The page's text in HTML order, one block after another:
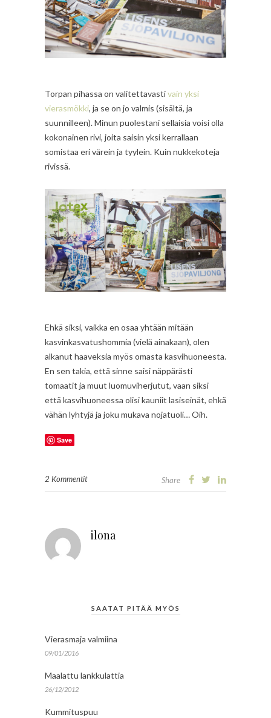
Torpan pihassa on valitettavastivain yksi
vierasmökki, ja se on jo valmis (sisältä, ja
suunnilleen). Minun puolestani sellaisia voisi olla
kokonainen rivi, joita saisin yksi kerrallaan
somistaa eri värein ja tyylein. Kuin nukkekoteja
rivissä.
Ehkä siksi, vaikka en osaa yhtään mitään
kasvinkasvatushommia (vielä ainakaan), olen
alkanut haaveksia myös omasta kasvihuoneesta.
En sen takia, että sinne saisi näppärästi
tomaatit ja muut luomuviherjutut, vaan siksi
että kasvihuoneessa olisi kauniit lasiseinät, ehkä
vähän lyhtyjä ja joku mukava nojatuoli… Oih.
Save
2 Kommentit Share
ilona
SAATAT PITÄÄ MYÖS
Vierasmaja valmiina
09/01/2016
Maalattu lankkulattia
26/12/2012
Kummituspuu